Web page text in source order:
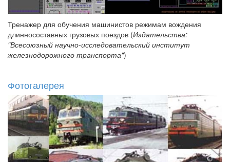
Тренажер для обучения машинистов режимам вождения
длинносоставных грузовых поездов (Издательства:
"Всесоюзный научно-исследовательский институт
железнодорожного транспорта")
Фотогалерея